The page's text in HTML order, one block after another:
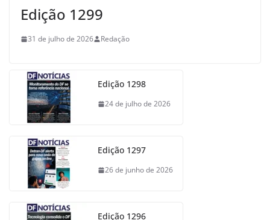
Edição 1299
31 de julho de 2026 Redação
Edição 1298
24 de julho de 2026
Edição 1297
26 de junho de 2026
Edição 1296